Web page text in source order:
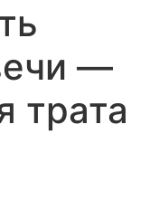
—
трата